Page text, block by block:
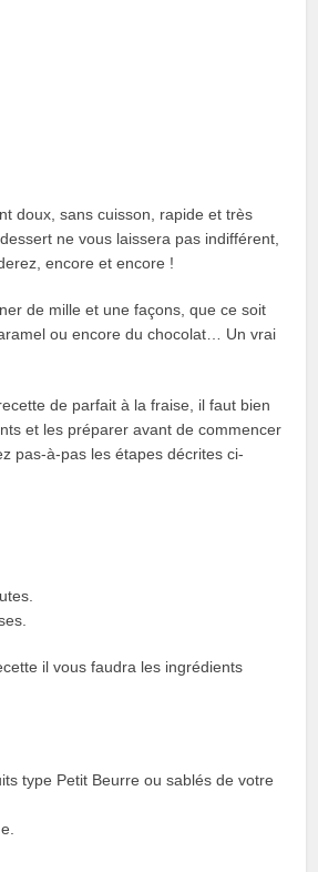
doux, sans cuisson, rapide et très
ne vous laissera pas indifférent,
encore et encore !
de mille et une façons, que ce soit
ou encore du chocolat… Un vrai
de parfait à la fraise, il faut bien
et les préparer avant de commencer
pas-à-pas les étapes décrites ci-
il vous faudra les ingrédients
type Petit Beurre ou sablés de votre